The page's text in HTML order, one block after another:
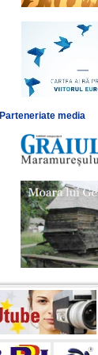
Parteneriate media